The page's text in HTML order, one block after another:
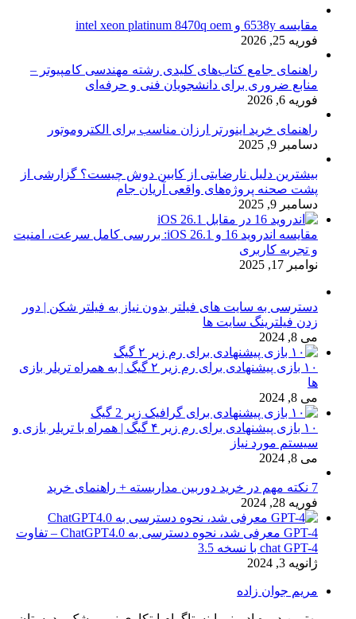
مقایسه 6538y و intel xeon platinum 8470q oem
فوریه 25, 2026
راهنمای جامع کتاب‌های کلیدی رشته مهندسی کامپیوتر –
منابع ضروری برای دانشجویان فنی و حرفه‌ای
فوریه 6, 2026
راهنمای خرید اینورتر ارزان مناسب برای الکتروموتور
دسامبر 9, 2025
بیشترین دلیل نارضایتی از کابین دوش چیست؟ گزارشی از
پشت صحنه پروژه‌های واقعی آریان جام
دسامبر 9, 2025
مقایسه اندروید 16 و iOS 26.1: بررسی کامل سرعت، امنیت
و تجربه کاربری
نوامبر 17, 2025
دسترسی به سایت های فیلتر بدون نیاز به فیلتر شکن | دور
زدن فیلترینگ سایت ها
می 8, 2024
۱۰ بازی پیشنهادی برای رم زیر ۲ گیگ | به همراه تریلر بازی
ها
می 8, 2024
۱۰ بازی پیشنهادی برای رم زیر ۴ گیگ | همراه با تریلر بازی و
سیستم مورد نیاز
می 8, 2024
7 نکته مهم در خرید دوربین مداربسته + راهنمای خرید
فوریه 28, 2024
GPT-4 معرفی شد، نحوه دسترسی به ChatGPT4.0 – تفاوت
chat GPT-4 با نسخه 3.5
ژانویه 3, 2024
مریم جوان زاده